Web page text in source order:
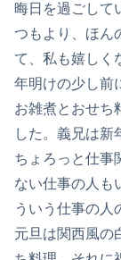
晦日を過ごし
つもより、ほん
て、私も嬉しく
年明けの少し前
お雑煮とおせち
した。義兄は新
ちょろっと仕事
ない仕事の人も
ういう仕事の人
元旦は関西風の